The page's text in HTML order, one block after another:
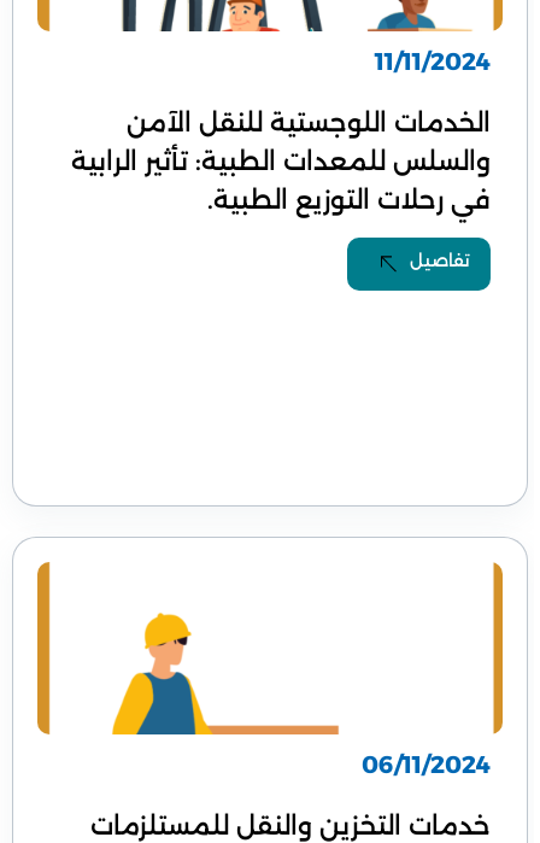
11/11/2024
الخدمات اللوجستية للنقل الآمن
والسلس للمعدات الطبية: تأثير الرابية
في رحلات التوزيع الطبية.
تفاصيل
06/11/2024
خدمات التخزين والنقل للمستلزمات